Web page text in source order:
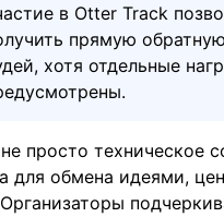
в Otter Track
прямую
хотя отдельные
просто техническое
для обмена идеями,